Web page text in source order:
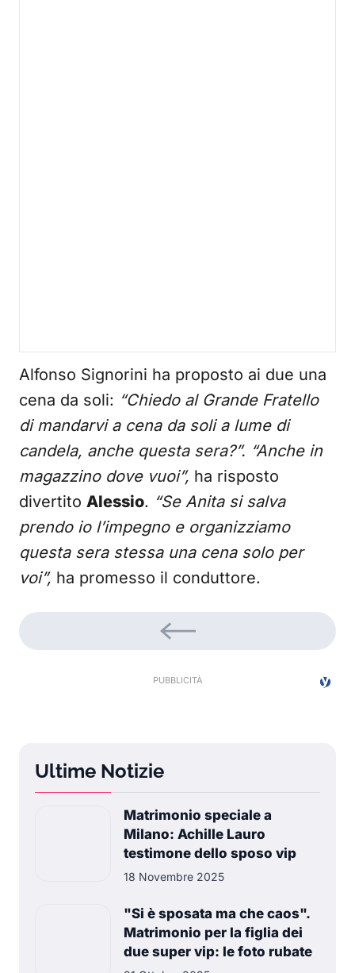
Alfonso Signorini ha proposto ai due una
cena da soli: “Chiedo al Grande Fratello
di mandarvi a cena da soli a lume di
candela, anche questa sera?”. “Anche in
magazzino dove vuoi”, ha risposto
divertito Alessio. “Se Anita si salva
prendo io l’impegno e organizziamo
questa sera stessa una cena solo per
voi”, ha promesso il conduttore.
Ultime Notizie
Matrimonio speciale a
Milano: Achille Lauro
testimone dello sposo vip
18 Novembre 2025
"Si è sposata ma che caos".
Matrimonio per la figlia dei
due super vip: le foto rubate